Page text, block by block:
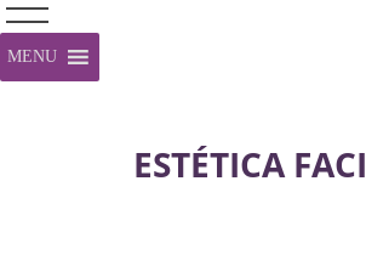
MENU
ESTÉTICA